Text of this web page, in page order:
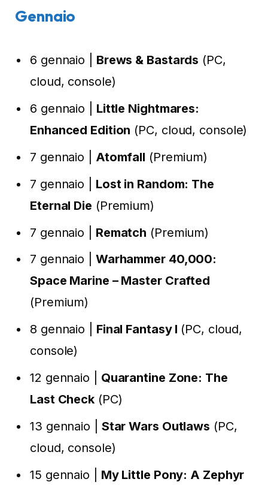
Gennaio
6 gennaio | Brews & Bastards (PC,
cloud, console)
6 gennaio | Little Nightmares:
Enhanced Edition (PC, cloud, console)
7 gennaio | Atomfall (Premium)
7 gennaio | Lost in Random: The
Eternal Die (Premium)
7 gennaio | Rematch (Premium)
7 gennaio | Warhammer 40,000:
Space Marine – Master Crafted
(Premium)
8 gennaio | Final Fantasy I (PC, cloud,
console)
12 gennaio | Quarantine Zone: The
Last Check (PC)
13 gennaio | Star Wars Outlaws (PC,
cloud, console)
15 gennaio | My Little Pony: A Zephyr